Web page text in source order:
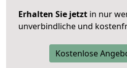
Erhalten Sie jetzt in nur
unverbindliche und
Kostenlose